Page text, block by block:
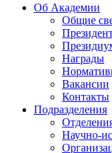
Об Академии
Общие
Награды
Вакансии
Контакты
Подразделения
Научно-